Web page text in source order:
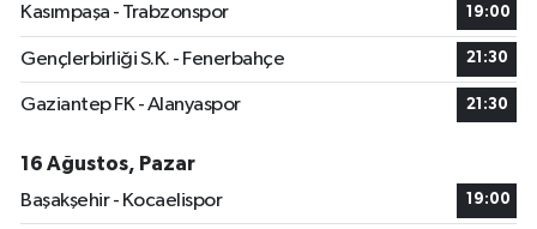
Kasımpaşa - Trabzonspor 19:00
Gençlerbirliği S.K. - Fenerbahçe 21:30
Gaziantep FK - Alanyaspor 21:30
16 Ağustos, Pazar
Başakşehir - Kocaelispor
19:00